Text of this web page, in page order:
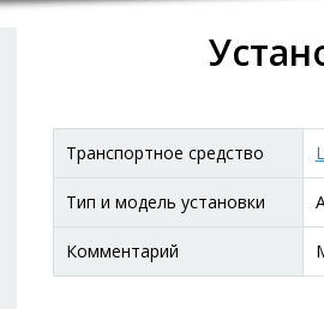
Транспортное средство
Тип и модель установки
Комментарий